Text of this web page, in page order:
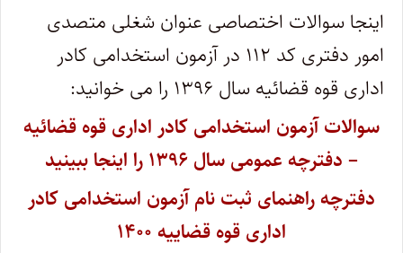
اینجا سوالات اختصاصی عنوان شغلی متصدی
امور دفتری کد ۱۱۲ در آزمون استخدامی کادر
اداری قوه قضائیه سال ۱۳۹۶ را می خوانید:
سوالات آزمون استخدامی کادر اداری قوه قضائیه
– دفترچه عمومی سال ۱۳۹۶ را اینجا ببینید
دفترچه راهنمای ثبت نام آزمون استخدامی کادر
اداری قوه قضاییه ۱۴۰۰